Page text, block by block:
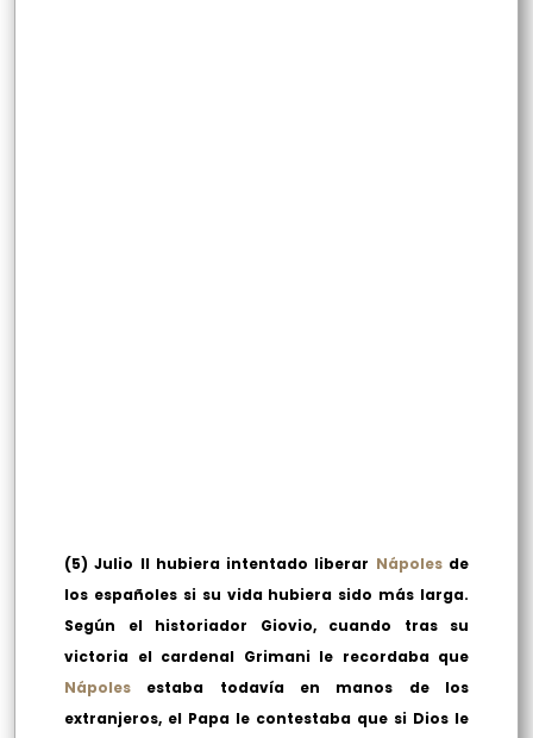
(5) Julio II hubiera intentado liberar Nápolesde
los españoles si su vida hubiera sido más larga.
Según el historiador Giovio, cuando tras su
victoria el cardenal Grimani le recordaba que
Nápoles estaba todavía en manos de los
extranjeros, el Papa le contestaba que si Dios le